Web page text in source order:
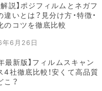
解説】ポジフィルムとネガフ
違いとは？見分け方・特徴・
のコツを徹底比較
6月26日
最新版】フィルムスキャン
4社徹底比較！安くて高品質
こ？